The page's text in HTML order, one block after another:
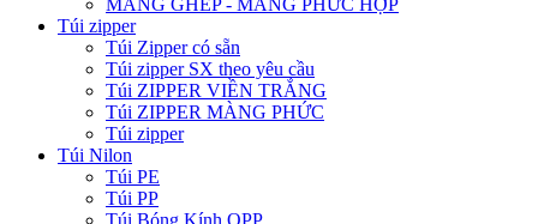
Túi zipper
Túi Zipper có sẵn
Túi zipper SX theo yêu cầu
Túi ZIPPER VIỀN TRẮNG
Túi ZIPPER MÀNG PHỨC
Túi zipper
Túi Nilon
Túi PE
Túi PP
Túi Bóng Kính OPP